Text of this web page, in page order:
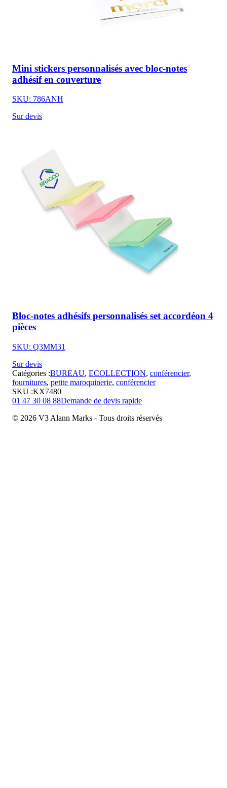
Mini stickers personnalisés avec bloc-notes
adhésif en couverture
SKU: 786ANH
Sur devis
Bloc-notes adhésifs personnalisés set accordéon 4
pièces
SKU: Q3MM31
Sur devis
Catégories :BUREAU, ECOLLECTION, conférencier,
fournitures, petite maroquinerie, conférencier
SKU :KX7480
01 47 30 08 88Demande de devis rapide
© 2026 V3 Alann Marks - Tous droits réservés